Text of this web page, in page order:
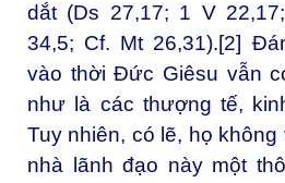
dắt (Ds 27,17; 1 V
34,5; Cf. Mt 26,31).[2]
vào thời Đức Giêsu vẫn
như là các thượng tế,
Tuy nhiên, có lẽ, họ
nhà lãnh đạo này một